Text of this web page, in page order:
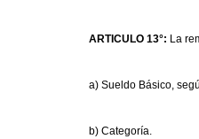
ARTICULO 13°: La
a) Sueldo Básico,
b) Categoría.